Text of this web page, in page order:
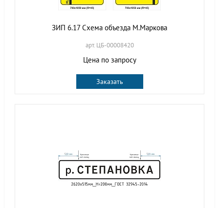
ЗИП 6.17 Схема объезда М.Маркова
арт. ЦБ-00008420
Цена по запросу
Заказать